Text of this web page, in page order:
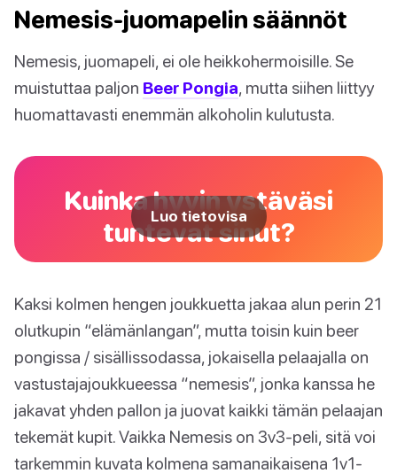
Nemesis-juomapelin säännöt
Nemesis, juomapeli, ei ole heikkohermoisille. Se
muistuttaa paljon Beer Pongia, mutta siihen liittyy
huomattavasti enemmän alkoholin kulutusta.
Kuinka hyvin ystäväsi
tuntevat sinut?
Luo tietovisa
Kaksi kolmen hengen joukkuetta jakaa alun perin 21
olutkupin “elämänlangan”, mutta toisin kuin beer
pongissa / sisällissodassa, jokaisella pelaajalla on
vastustajajoukkueessa “nemesis”, jonka kanssa he
jakavat yhden pallon ja juovat kaikki tämän pelaajan
tekemät kupit. Vaikka Nemesis on 3v3-peli, sitä voi
tarkemmin kuvata kolmena samanaikaisena 1v1-